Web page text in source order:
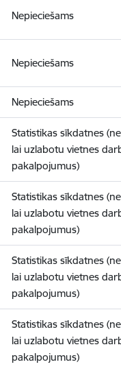
Nepieciešams
Nepieciešams
Nepieciešams
Statistikas sīkdatnes
lai uzlabotu vietnes
pakalpojumus)
Statistikas sīkdatnes
lai uzlabotu vietnes
pakalpojumus)
Statistikas sīkdatnes
lai uzlabotu vietnes
pakalpojumus)
Statistikas sīkdatnes
lai uzlabotu vietnes
pakalpojumus)